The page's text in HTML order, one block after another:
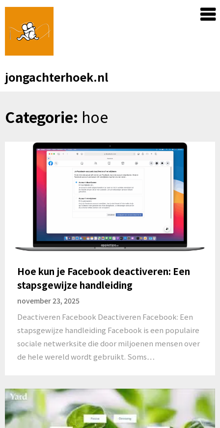
Skip
content
jongachterhoek.nl
Categorie: hoe
Hoe kun je Facebook deactiveren: Een
stapsgewijze handleiding
november 23, 2025
Deactiveren Facebook Deactiveren Facebook: Een
stapsgewijze handleiding Facebook is een populaire
sociale netwerksite die door miljoenen mensen over
de hele wereld wordt gebruikt. Soms…